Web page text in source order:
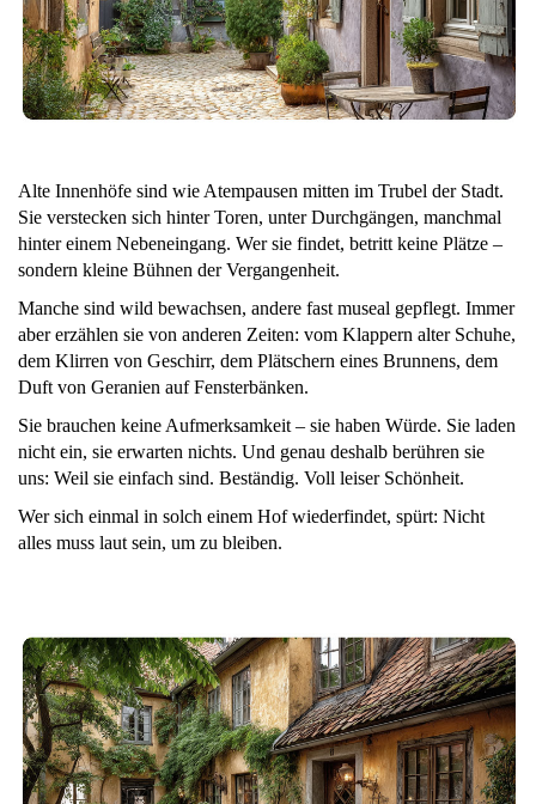
Alte Innenhöfe sind wie Atempausen mitten im Trubel der Stadt.
Sie verstecken sich hinter Toren, unter Durchgängen, manchmal
hinter einem Nebeneingang. Wer sie findet, betritt keine Plätze –
sondern kleine Bühnen der Vergangenheit.
Manche sind wild bewachsen, andere fast museal gepflegt. Immer
aber erzählen sie von anderen Zeiten: vom Klappern alter Schuhe,
dem Klirren von Geschirr, dem Plätschern eines Brunnens, dem
Duft von Geranien auf Fensterbänken.
Sie brauchen keine Aufmerksamkeit – sie haben Würde. Sie laden
nicht ein, sie erwarten nichts. Und genau deshalb berühren sie
uns: Weil sie einfach sind. Beständig. Voll leiser Schönheit.
Wer sich einmal in solch einem Hof wiederfindet, spürt: Nicht
alles muss laut sein, um zu bleiben.